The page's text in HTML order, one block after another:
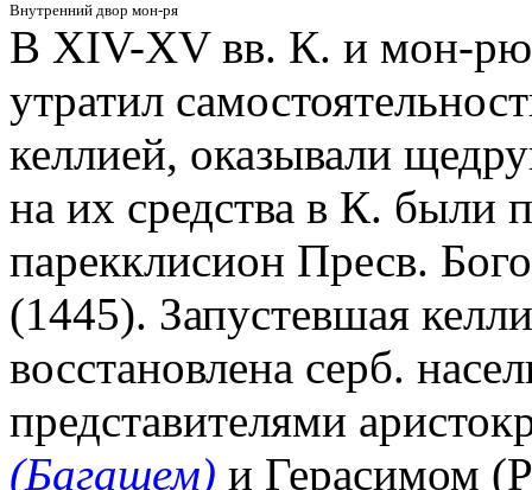
Внутренний двор мон-ря
В XIV-XV вв. К. и мон-рю
утратил
келлией, оказывали
на их средства в К. были
парекклисион Пресв.
(1445). Запустевшая
восстановлена серб.
представителями
(Багашем) и Герасимом